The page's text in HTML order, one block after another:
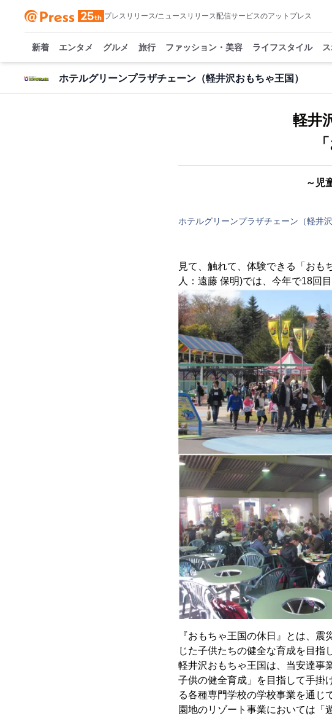
プレスリリース/ニュースリリース配信サービスのアットプレス
新着 エンタメ グルメ 旅行 ファッション・美容 ライフスタイル
ホテルグリーンプラザチェーン（軽井沢おもちゃ王国）
軽井
～児
ホテルグリーンプラザチェーン（軽井
見て、触れて、体験できる「おも
人：遠藤 保明)では、今年で18回
『おもちゃ王国の休日』とは、
じた子供たちの健全な育成を目指
軽井沢おもちゃ王国は、当安達事
子供の健全育成」を目指して手掛
る各種専門学校の学校事業を通じ
園地のリゾート事業においては「